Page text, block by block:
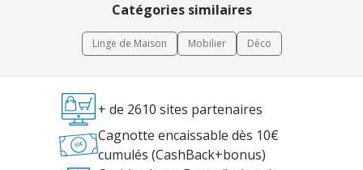
Catégories similaires
Linge de Maison Mobilier Déco
+ de 2610 sites partenaires
Cagnotte encaissable dès 10€
cumulés (CashBack+bonus)